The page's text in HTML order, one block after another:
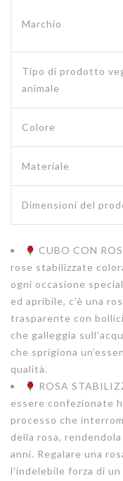
Marchio
Tipo di prodotto
animale
Colore
Materiale
Dimensioni del
CUBO CON
rose stabilizzate
ogni occasione
ed apribile, c’è una
trasparente con
che galleggia
che sprigiona
qualità.
ROSA
essere confezionate
processo che
della rosa,
anni. Regalare una
l’indelebile forza di